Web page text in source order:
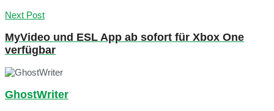
Next Post
MyVideo und ESL App ab sofort für Xbox One
verfügbar
GhostWriter